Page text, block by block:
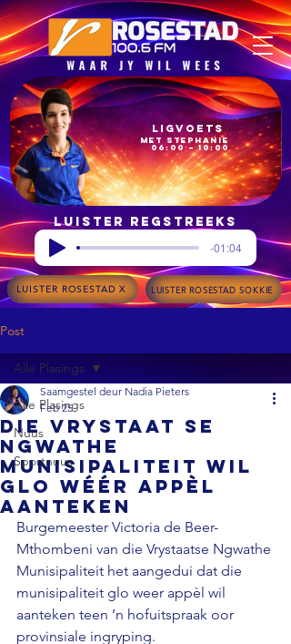
06:00 – 10:00
met Stephanie
Ligvoets
Luister regstreeks
-01:04
LUISTER ROSESTAD X LUISTER ROSESTAD SOKKIE
Post
Alle Plasings
Nuus
Sportnuus
Alle Plasings
Die Vrystaat se
Ngwathe
Munisipaliteit wil
glo wéér appèl
aanteken
Saamgestel deur Nadia Pieters
Feb 25
Burgemeester Victoria de Beer-
Mthombeni van die Vrystaatse Ngwathe
Munisipaliteit het aangedui dat die
munisipaliteit glo weer appèl wil
aanteken teen ’n hofuitspraak oor
provinsiale ingryping.